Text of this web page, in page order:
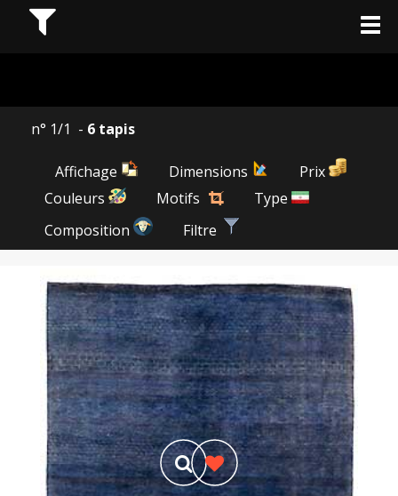
n° 1/1 - 6 tapis
Affichage Dimensions
Prix
Couleurs
Motifs
Type
Composition
Filtre